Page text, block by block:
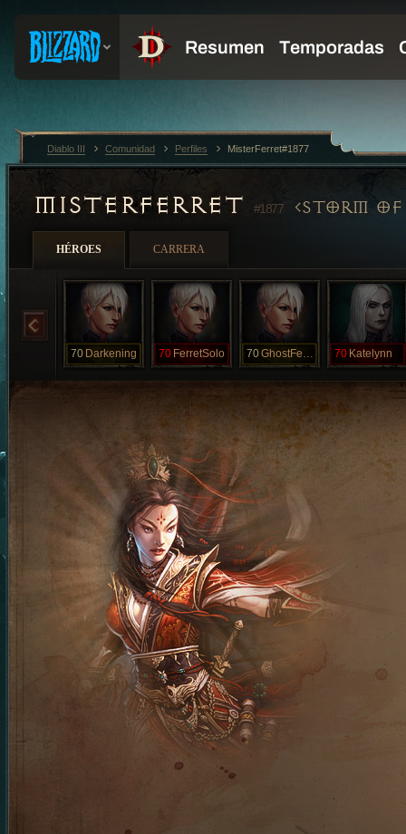
MISTERFERRET #1877 STORM OF
HÉROES CARRERA
70 Darkening 70 FerretSolo 70 GhostFerret 70 Katelynn
Diablo III Comunidad Perfiles MisterFerret#1877